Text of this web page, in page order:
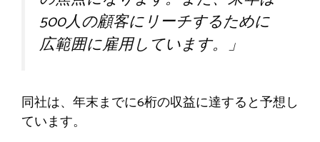
500人の顧客にリーチするために
広範囲に雇用しています。」
同社は、年末までに6桁の収益に達すると予想し
ています。